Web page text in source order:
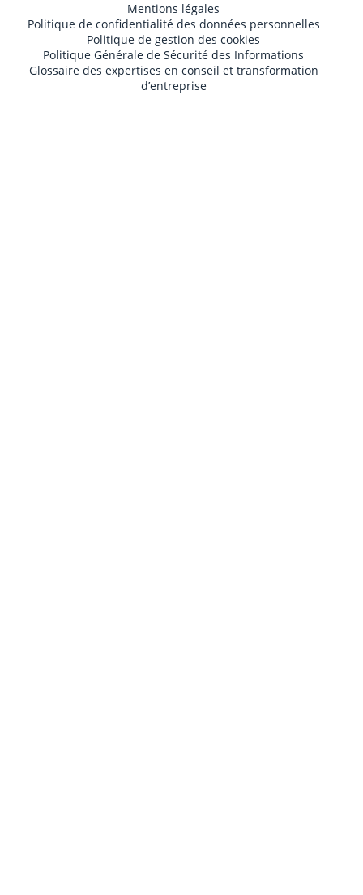
Mentions légales
Politique de confidentialité des données personnelles
Politique de gestion des cookies
Politique Générale de Sécurité des Informations
Glossaire des expertises en conseil et transformation
d’entreprise